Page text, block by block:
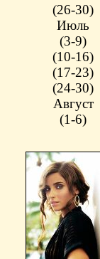
(26-30)
Июль
(3-9)
(10-16)
(17-23)
(24-30)
Август
(1-6)